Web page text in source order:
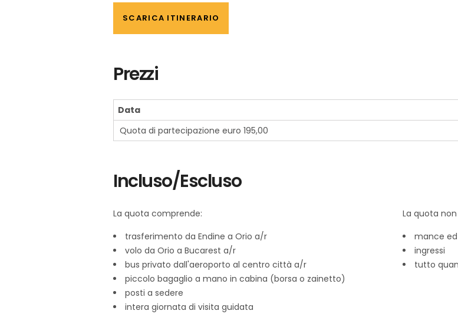
SCARICA ITINERARIO
Prezzi
Data
Quota di partecipazione euro 195,00
Incluso/Escluso
La quota comprende:
trasferimento da Endine a Orio a/r
volo da Orio a Bucarest a/r
bus privato dall'aeroporto al centro città a/r
piccolo bagaglio a mano in cabina (borsa o zainetto)
posti a sedere
intera giornata di visita guidata
La quota
mance
ingressi
tutto